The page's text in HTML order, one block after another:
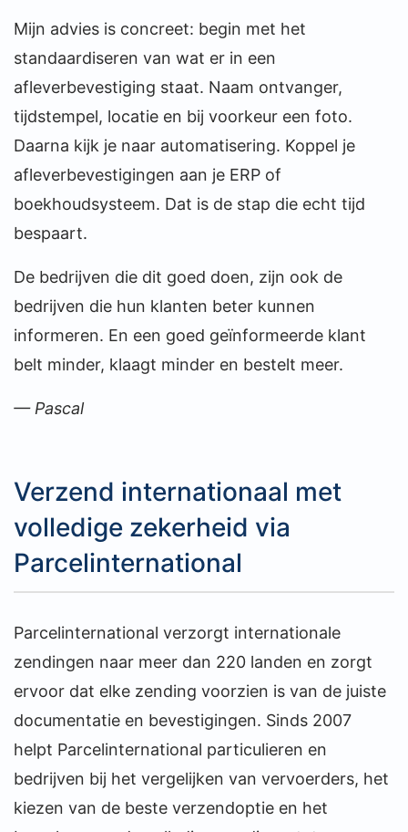
Mijn advies is concreet: begin met het
standaardiseren van wat er in een
afleverbevestiging staat. Naam ontvanger,
tijdstempel, locatie en bij voorkeur een foto.
Daarna kijk je naar automatisering. Koppel je
afleverbevestigingen aan je ERP of
boekhoudsysteem. Dat is de stap die echt tijd
bespaart.
De bedrijven die dit goed doen, zijn ook de
bedrijven die hun klanten beter kunnen
informeren. En een goed geïnformeerde klant
belt minder, klaagt minder en bestelt meer.
— Pascal
Verzend internationaal met
volledige zekerheid via
Parcelinternational
Parcelinternational verzorgt internationale
zendingen naar meer dan 220 landen en zorgt
ervoor dat elke zending voorzien is van de juiste
documentatie en bevestigingen. Sinds 2007
helpt Parcelinternational particulieren en
bedrijven bij het vergelijken van vervoerders, het
kiezen van de beste verzendoptie en het